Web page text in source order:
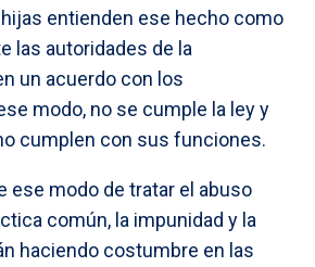
entienden ese hecho como
las autoridades de la
un acuerdo con los
modo, no se cumple la ley y
cumplen con sus funciones.
ese modo de tratar el abuso
común, la impunidad y la
haciendo costumbre en las